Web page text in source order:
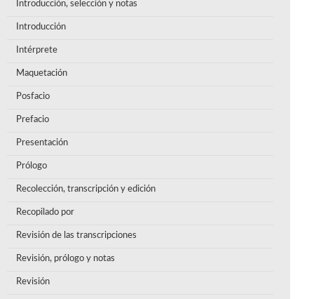
Introducción, selección y notas
Introducción
Intérprete
Maquetación
Posfacio
Prefacio
Presentación
Prólogo
Recolección, transcripción y edición
Recopilado por
Revisión de las transcripciones
Revisión, prólogo y notas
Revisión